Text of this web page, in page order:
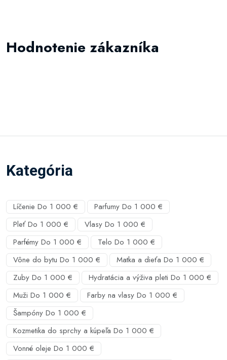
Hodnotenie zákazníka
Kategória
Líčenie Do 1 000 €
Parfumy Do 1 000 €
Pleť Do 1 000 €
Vlasy Do 1 000 €
Parfémy Do 1 000 €
Telo Do 1 000 €
Vône do bytu Do 1 000 €
Matka a dieťa Do 1 000 €
Zuby Do 1 000 €
Hydratácia a výživa pleti Do 1 000 €
Muži Do 1 000 €
Farby na vlasy Do 1 000 €
Šampóny Do 1 000 €
Kozmetika do sprchy a kúpeľa Do 1 000 €
Vonné oleje Do 1 000 €